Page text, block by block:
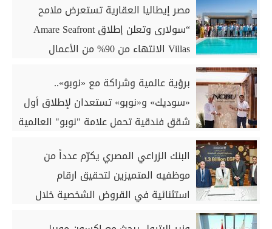
مصر إيطاليا العقارية تستعرض ملامح
“سولارى وتعلن إطلاق Amare Seafront
Villas الانتهاء من 90% من الأعمال
برؤية عالمية وشراكة مع «نوبو»..
«سوديك» و«نوبو» تستعدان لإطلاق أول
شقق فندقية تحمل علامة "نوبو" العالمية
أيام
البنك الزراعي المصري يكرّم عدداً من
موظفيه المتميزين لتحقيق ارقام
استثنائية في القروض الشخصية خلال